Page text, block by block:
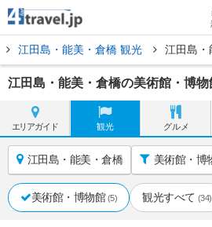
江田島・能美・倉橋 観光 江田島・
江田島・能美・倉橋の美術館・博
エリアガイド 観光 グルメ
江田島・能美・倉橋 美術館・博
美術館・博物館 (5) 観光すべて (34)